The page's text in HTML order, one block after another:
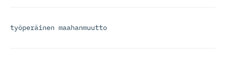
työperäinen maahanmuutto